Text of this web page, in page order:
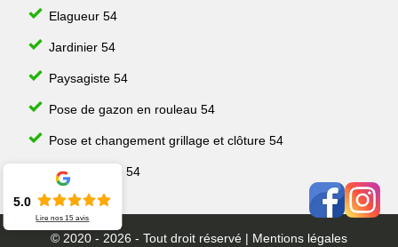
Elagueur 54
Jardinier 54
Paysagiste 54
Pose de gazon en rouleau 54
Pose et changement grillage et clôture 54
Taille de haie 54
© 2020 - 2026 - Tout droit réservé | Mentions légales
5.0
Lire nos15 avis